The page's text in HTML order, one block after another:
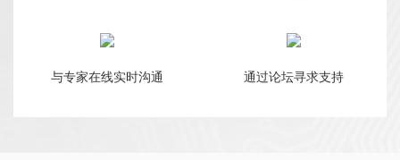
与专家在线实时沟通 通过论坛寻求支持